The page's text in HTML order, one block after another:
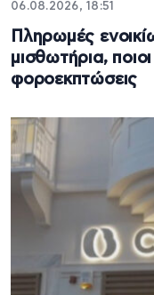
06.08.2026, 18:51
Πληρωμές
μισθωτήρια,
φοροεκπτώσεις